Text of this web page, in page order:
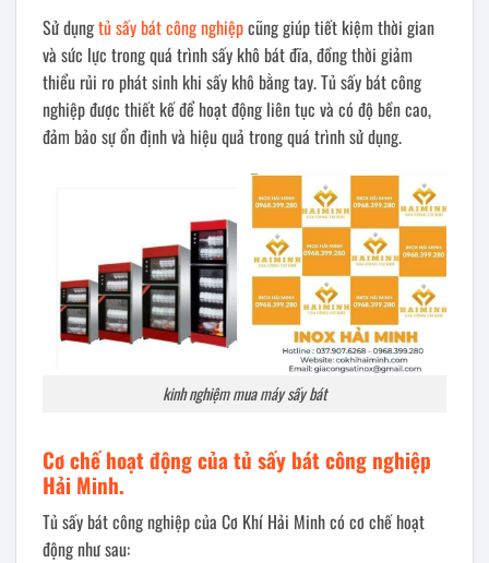
Sử dụngtủ sấy bát công nghiệpcũng giúp tiết kiệm thời gian
và sức lực trong quá trình sấy khô bát đĩa, đồng thời giảm
thiểu rủi ro phát sinh khi sấy khô bằng tay. Tủ sấy bát công
nghiệp được thiết kế để hoạt động liên tục và có độ bền cao,
đảm bảo sự ổn định và hiệu quả trong quá trình sử dụng.
kinh nghiệm mua máy sấy bát
Cơ chế hoạt động của tủ sấy bátcông nghiệp
Hải Minh.
Tủ sấy bát công nghiệp của Cơ Khí Hải Minh có cơ chế hoạt
động như sau: